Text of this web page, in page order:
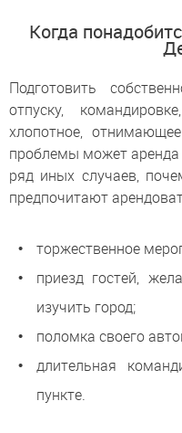
Когда
Подготовить
отпуску,
хлопотное,
проблемы может
ряд иных случаев,
предпочитают
торжественное
приезд гостей,
изучить город;
поломка своего
длительная
пункте.